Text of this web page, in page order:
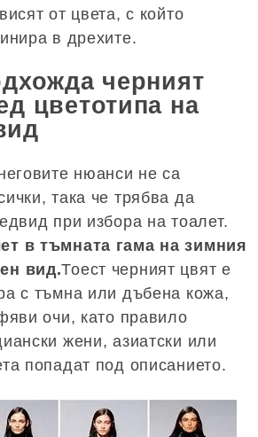
от цвета, с който
в дрехите.
черният
цветотипа на
нюанси не са
така че трябва да
при избора на тоалет.
в тъмната гама на зимния
вид.Тоест черният цвят е
с тъмна или дъбена кожа,
очи, като правило
жени, азиатски или
попадат под описанието.